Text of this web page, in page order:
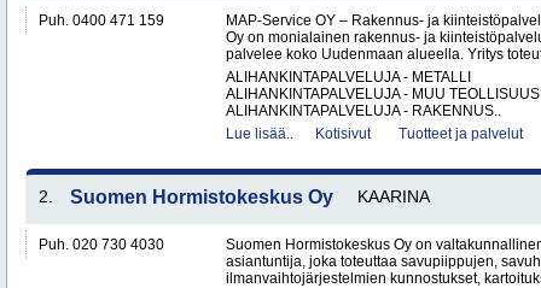
Puh. 0400 471 159
MAP-Service OY – Rakennus- ja
Oy on monialainen rakennus- ja
palvelee koko Uudenmaan alueella. Yritys
ALIHANKINTAPALVELUJA - METALLI
ALIHANKINTAPALVELUJA - MUU TEOLLISUUS
ALIHANKINTAPALVELUJA - RAKENNUS..
Lue lisää..
Kotisivut Tuotteet ja palvelut
2. Suomen Hormistokeskus Oy KAARINA
Puh. 020 730 4030
Suomen Hormistokeskus Oy on
asiantuntija, joka toteuttaa savupiippujen,
ilmanvaihtojärjestelmien kunnostukset,